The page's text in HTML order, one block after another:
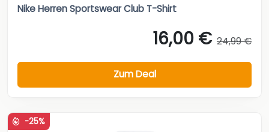
Nike Herren Sportswear Club T-Shirt
16,00 € 24,99 €
Zum Deal
-25%